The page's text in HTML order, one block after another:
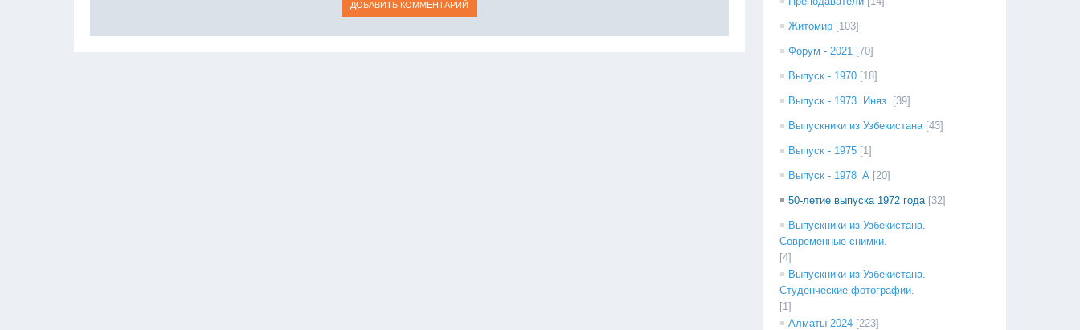
Житомир [103]
Форум - 2021 [70]
Выпуск - 1970 [18]
Выпуск - 1973. Иняз. [39]
Выпускники из Узбекистана [43]
Выпуск - 1975 [1]
Выпуск - 1978_А [20]
50-летие выпуска 1972 года [32]
Выпускники из Узбекистана.
Современные снимки.
[4]
Выпускники из Узбекистана.
Студенческие фотографии.
[1]
Алматы-2024 [223]